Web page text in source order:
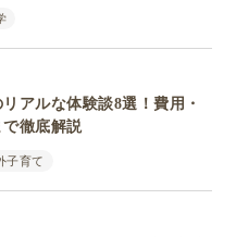
アルな体験談8選！費用・
徹底解説
子育て